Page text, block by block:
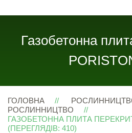
Газобетонна
ГОЛОВНА
РОСЛИННИЦТВО
ГАЗОБЕТОННА ПЛИТА
(ПЕРЕГЛЯДІВ: 410)